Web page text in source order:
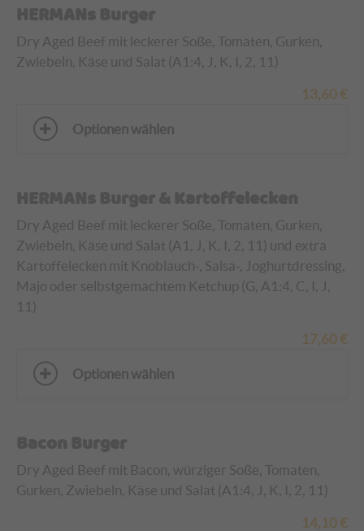
HERMANs Burger
Dry Aged Beef mit leckerer Soße, Tomaten, Gurken,
Zwiebeln, Käse und Salat (A1:4, J, K, I, 2, 11)
13,60 €
Optionen wählen
HERMANs Burger & Kartoffelecken
Dry Aged Beef mit leckerer Soße, Tomaten, Gurken,
Zwiebeln, Käse und Salat (A1, J, K, I, 2, 11) und extra
Kartoffelecken mit Knoblauch-, Salsa-, Joghurtdressing,
Majo oder selbstgemachtem Ketchup (G, A1:4, C, I, J,
11)
17,60 €
Optionen wählen
Bacon Burger
Dry Aged Beef mit Bacon, würziger Soße, Tomaten,
Gurken, Zwiebeln, Käse und Salat (A1:4, J, K, I, 2, 11)
14,10 €